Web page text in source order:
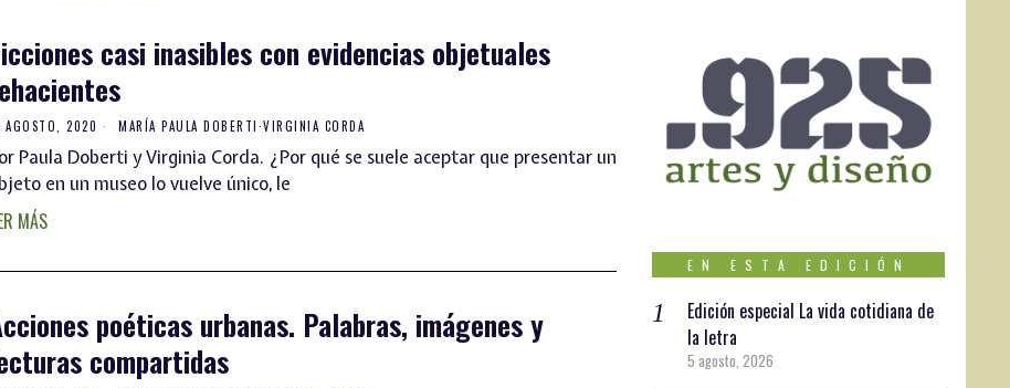
casi inasibles con evidencias objetuales
AGOSTO, 2020 MARÍA PAULA DOBERTI·VIRGINIA CORDA
Paula Doberti y Virginia Corda. ¿Por qué se suele aceptar que presentar un
en un museo lo vuelve único, le
MÁS
poéticas urbanas. Palabras, imágenes y
compartidas
EN ESTA EDICIÓN
Edición especial La vida cotidiana de
la letra
5 agosto, 2026